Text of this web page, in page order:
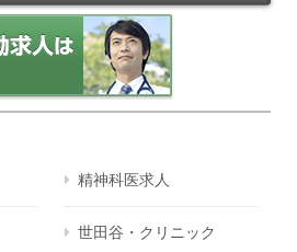
精神科医求人
世田谷・クリニック